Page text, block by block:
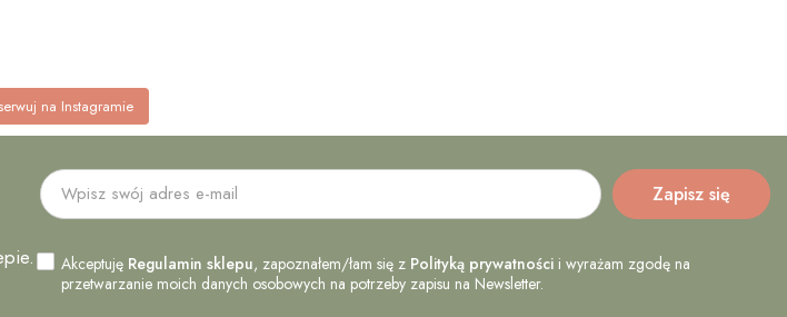
na Instagramie
Akceptuję Regulamin sklepu, zapoznałem/łam się z Polityką prywatnościi wyrażam zgodę na
przetwarzanie moich danych osobowych na potrzeby zapisu na Newsletter.